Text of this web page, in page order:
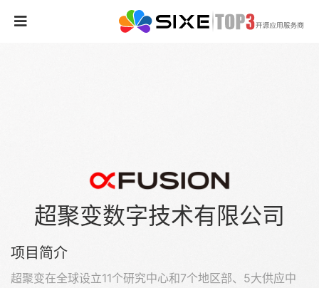
超聚变数字技术有限公司
项目简介
超聚变在全球设立11个研究中心和7个地区部、5大供应中